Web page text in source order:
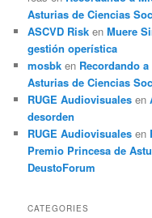
Asturias de Ciencias
ASCVD Risk enMuere
gestión operística
mosbk en Recordando
Asturias de Ciencias
RUGE Audiovisuales en
desorden
RUGE Audiovisuales en
Premio Princesa de
DeustoForum
CATEGORIES